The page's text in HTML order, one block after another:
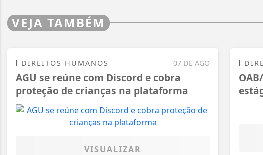
VEJA TAMBÉM
07 DE AGO
DIREITOS HUMANOS
AGU se reúne com Discord e cobra
proteção de crianças na plataforma
VISUALIZAR